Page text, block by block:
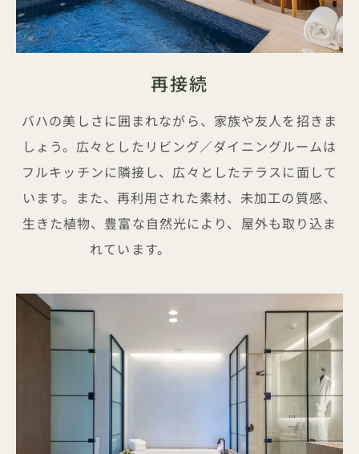
再接続
バハの美しさに囲まれながら、家族や友人を招きま
しょう。広々としたリビング／ダイニングルームは
フルキッチンに隣接し、広々としたテラスに面して
います。また、再利用された素材、未加工の質感、
生きた植物、豊富な自然光により、屋外も取り込ま
れています。